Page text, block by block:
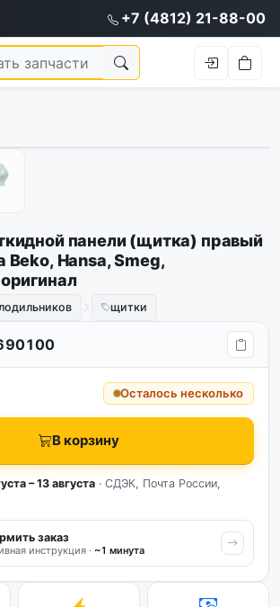
+7 (4812) 21-88-00
панели (щитка) правый
Beko, Hansa, Smeg,
щитки
Осталось несколько
В корзину
– 13 августа · СДЭК, Почта России,
заказ
инструкция · ~1 минута